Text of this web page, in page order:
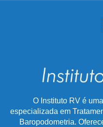
O Instituto RV é
especializada em
Baropodometria.